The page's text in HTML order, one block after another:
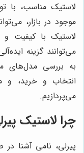
لاستیک مناسب، با
موجود در بازار،
لاستیک با کیفیت و
می‌توانند گزینه
به بررسی مدل‌های
انتخاب و خرید، و
می‌پردازیم.
چرا لاستیک
پیرلی، نامی آشنا